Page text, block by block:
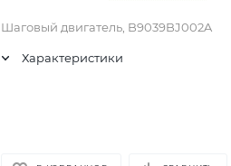
Шаговый двигатель, B9039BJ002A
Характеристики